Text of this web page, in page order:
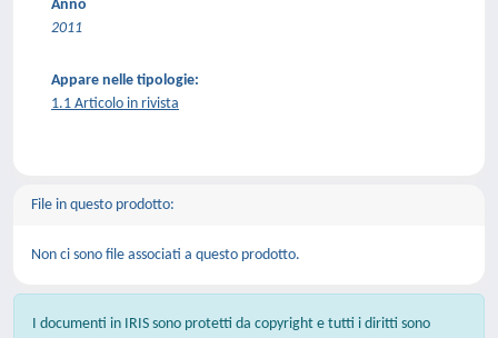
Anno
2011
Appare nelle tipologie:
1.1 Articolo in rivista
File in questo prodotto:
Non ci sono file associati a questo prodotto.
I documenti in IRIS sono protetti da copyright e tutti i diritti sono